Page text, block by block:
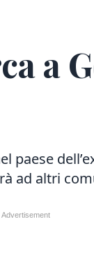
a
paese
ad altri